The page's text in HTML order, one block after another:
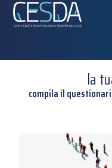
la
compila il